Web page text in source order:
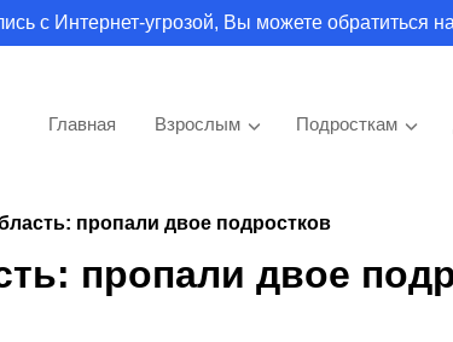
с Интернет-угрозой, Вы можете обратиться на
Главная Взрослым Подросткам
пропали двое подростков
пропали двое